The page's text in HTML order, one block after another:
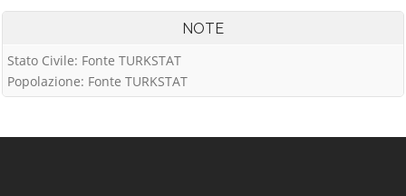
NOTE
Stato Civile: Fonte TURKSTAT
Popolazione: Fonte TURKSTAT